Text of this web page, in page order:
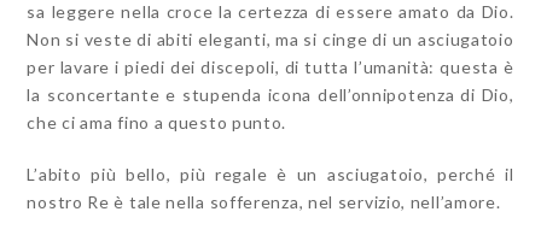
sa leggere nella croce la certezza di essere amato da Dio.
Non si veste di abiti eleganti, ma si cinge di un asciugatoio
per lavare i piedi dei discepoli, di tutta l’umanità: questa è
la sconcertante e stupenda icona dell’onnipotenza di Dio,
che ci ama fino a questo punto.
L’abito più bello, più regale è un asciugatoio, perché il
nostro Re è tale nella sofferenza, nel servizio, nell’amore.